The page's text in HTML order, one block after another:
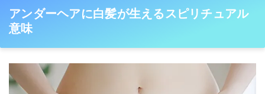
アンダーヘアに白髪が生えるスピリチュアル
意味